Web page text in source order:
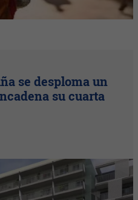
se desploma un
su cuarta